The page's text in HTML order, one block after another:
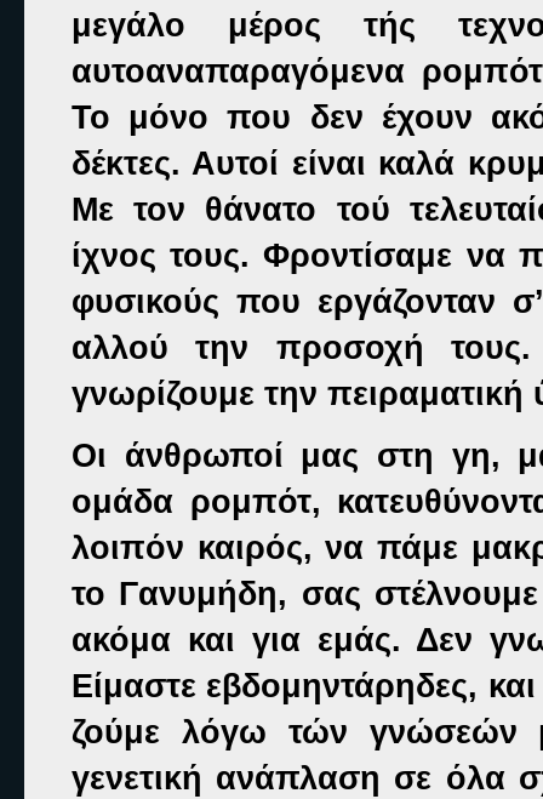
μεγάλο μέρος τής
αυτοαναπαραγόμενα
Το μόνο που δεν έχουν
δέκτες. Αυτοί είναι καλά
Με τον θάνατο τού
ίχνος τους. Φροντίσαμε να
φυσικούς που εργάζονταν
αλλού την προσοχή
γνωρίζουμε την
Οι άνθρωποί μας στη γη,
ομάδα ρομπότ,
λοιπόν καιρός, να πάμε
το Γανυμήδη, σας
ακόμα και για εμάς. Δεν
Είμαστε εβδομηντάρηδες,
ζούμε λόγω τών γνώσεών
γενετική ανάπλαση σε όλα